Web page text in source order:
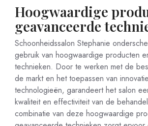
Hoogwaardige
geavanceerde
Schoonheidssalon Stephanie
gebruik van hoogwaardige producten
technieken. Door te werken met de
de markt en het toepassen van
technologieën, garandeert het salon
kwaliteit en effectiviteit van de
combinatie van deze hoogwaardige